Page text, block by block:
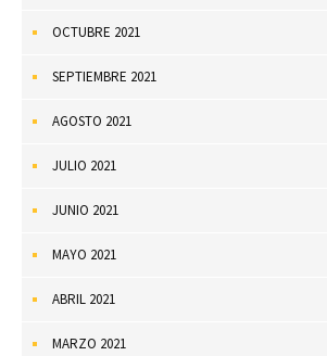
OCTUBRE 2021
SEPTIEMBRE 2021
AGOSTO 2021
JULIO 2021
JUNIO 2021
MAYO 2021
ABRIL 2021
MARZO 2021